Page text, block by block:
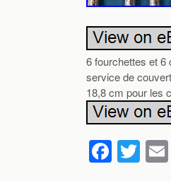
6 fourchettes et 6
service de
18,8 cm pour les
F T